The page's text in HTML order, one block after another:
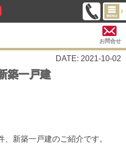
お問合せ
DATE: 2021-10-02
築一戸建
新築一戸建のご紹介です。